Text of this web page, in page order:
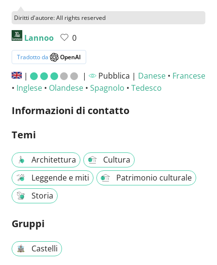
Diritti d'autore: All rights reserved
Lannoo 0
Tradotto da OpenAI
| | Pubblica | Danese• Francese
• Inglese • Olandese • Spagnolo • Tedesco
Informazioni di contatto
Temi
Architettura
Cultura
Leggende e miti
Patrimonio culturale
Storia
Gruppi
Castelli